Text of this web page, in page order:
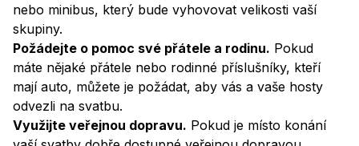
nebo minibus, který bude vyhovovat velikosti vaší
skupiny.
Požádejte o pomoc své přátele a rodinu. Pokud
máte nějaké přátele nebo rodinné příslušníky, kteří
mají auto, můžete je požádat, aby vás a vaše hosty
odvezli na svatbu.
Využijte veřejnou dopravu. Pokud je místo konání